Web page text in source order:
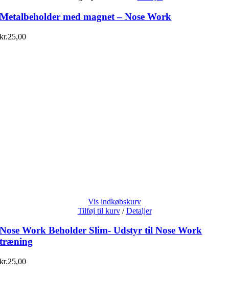
Metalbeholder med magnet – Nose Work
kr.25,00
Vis indkøbskurv
Tilføj til kurv / Detaljer
Nose Work Beholder Slim- Udstyr til Nose Work
træning
kr.25,00